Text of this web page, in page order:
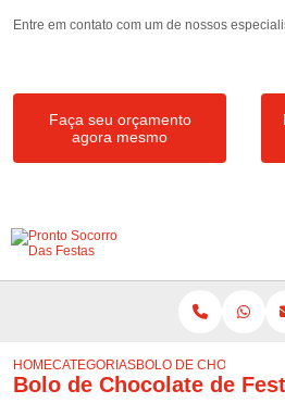
Entre em contato com um de nossos
Faça seu orçamento
agora mesmo
HOMECATEGORIASBOLO DE CHOCOLATE
Bolo de Chocolate de